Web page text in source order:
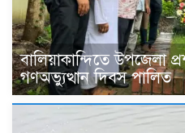
বালিয়াকান্দিতে উপজেলা
গণঅভ্যুত্থান দিবস পালিত